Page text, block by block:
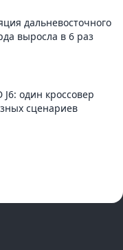
дальневосточного
выросла в 6 раз
J6: один кроссовер
сценариев